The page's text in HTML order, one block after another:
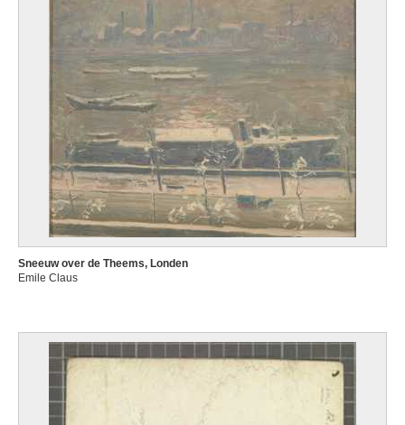
Sneeuw over de Theems, Londen
Emile Claus